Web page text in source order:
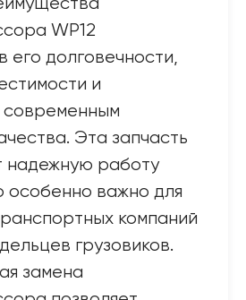
WP12
его долговечности,
и
современным
Эта запчасть
надежную работу
особенно важно для
компаний
грузовиков.
замена